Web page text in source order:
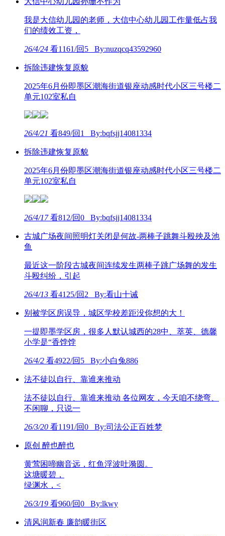
我是大信幼儿园的老师，大信中心幼儿园工作量低占我
们的绩效工资，
26/4/24 看1161/回5 By:nuzqcq43592960
拆除违建恢复原貌
2025年6月份即墨区潮海街道银座动感时代小区三号楼二
单元102室私自
26/4/21 看849/回1 By:bqfsjj14081334
拆除违建恢复原貌
2025年6月份即墨区潮海街道银座动感时代小区三号楼二
单元102室私自
26/4/17看812/回0 By:bqfsjj14081334
古城广场夜间照明灯关闭是何故-两棒子跳舞斗殴殃及池
鱼
最近这一阶段古城夜间连续发生两棒子跳广场舞的发生
斗殴纠纷，引起
26/4/13 看4125/回2 By:看山十诫
别被学区房误导，城区学校差距没你想的大！
一提即墨学区房，很多人默认城西的28中、萃英、德馨
小学是“香饽饽
26/4/2 看4922/回5 By:小白兔886
法不徒以自行、靠谁来推动
法不徒以自行、靠谁来推动 各位网友，今天咱不绕弯、
不闲聊，只说一
26/3/20 看1191/回0 By:司法公正百姓梦
原创 醉也醉也
黄莺困啼幽音远，红鱼浮波吐漪圆。
这塘暖碧，
绿渊水，<
26/3/19 看960/回0 By:lkwy
清风润新春 廉韵暖街区